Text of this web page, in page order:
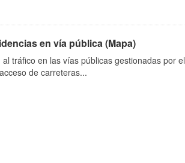
en vía pública (Mapa)
tráfico en las vías públicas gestionadas por el
de carreteras...